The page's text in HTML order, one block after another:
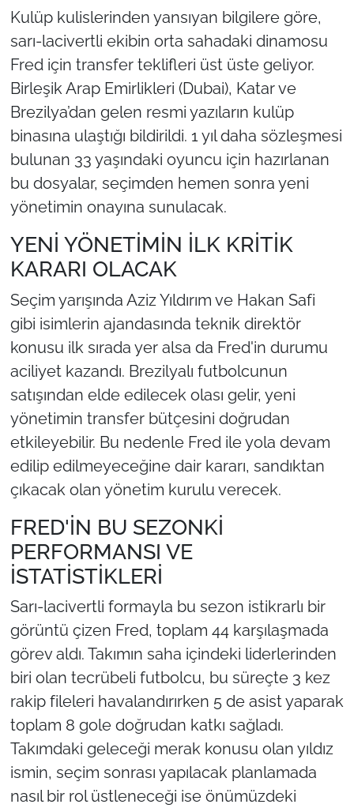
Kulüp kulislerinden yansıyan bilgilere göre,
sarı-lacivertli ekibin orta sahadaki dinamosu
Fred için transfer teklifleri üst üste geliyor.
Birleşik Arap Emirlikleri (Dubai), Katar ve
Brezilya’dan gelen resmi yazıların kulüp
binasına ulaştığı bildirildi. 1 yıl daha sözleşmesi
bulunan 33 yaşındaki oyuncu için hazırlanan
bu dosyalar, seçimden hemen sonra yeni
yönetimin onayına sunulacak.
YENİ YÖNETİMİN İLK KRİTİK
KARARI OLACAK
Seçim yarışında Aziz Yıldırım ve Hakan Safi
gibi isimlerin ajandasında teknik direktör
konusu ilk sırada yer alsa da Fred'in durumu
aciliyet kazandı. Brezilyalı futbolcunun
satışından elde edilecek olası gelir, yeni
yönetimin transfer bütçesini doğrudan
etkileyebilir. Bu nedenle Fred ile yola devam
edilip edilmeyeceğine dair kararı, sandıktan
çıkacak olan yönetim kurulu verecek.
FRED'İN BU SEZONKİ
PERFORMANSI VE
İSTATİSTİKLERİ
Sarı-lacivertli formayla bu sezon istikrarlı bir
görüntü çizen Fred, toplam 44 karşılaşmada
görev aldı. Takımın saha içindeki liderlerinden
biri olan tecrübeli futbolcu, bu süreçte 3 kez
rakip fileleri havalandırırken 5 de asist yaparak
toplam 8 gole doğrudan katkı sağladı.
Takımdaki geleceği merak konusu olan yıldız
ismin, seçim sonrası yapılacak planlamada
nasıl bir rol üstleneceği ise önümüzdeki